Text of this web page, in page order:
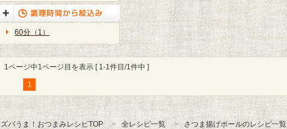
60分（1）
1ページ中1ページ目を表示 [ 1-1件目/1件中 ]
1
ズバうま！おつまみレシピTOP 全レシピ一覧
さつま揚げボールのレシピ一覧